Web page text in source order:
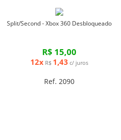
Split/Second - Xbox 360 Desbloqueado
R$ 15,00
12x R$ 1,43 c/ juros
Ref. 2090